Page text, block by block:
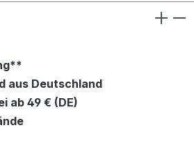
aus Deutschland
ab 49 € (DE)